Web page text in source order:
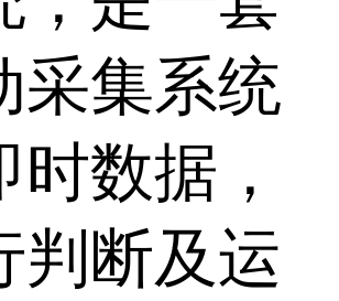
采集系统
时数据，
判断及运